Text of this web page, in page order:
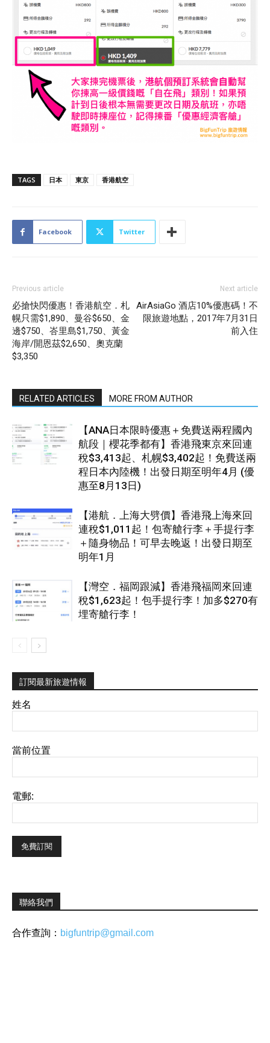
TAGS 日本 東京 香港航空
Facebook Twitter
Previous article
必搶快閃優惠！香港航空．札
幌只需$1,890、曼谷$650、金
邊$750、峇里島$1,750、黃金
海岸/開恩茲$2,650、奧克蘭
$3,350
Next article
AirAsiaGo 酒店10%優惠碼！不
限旅遊地點，2017年7月31日
前入住
RELATED ARTICLES MORE FROM AUTHOR
【ANA日本限時優惠＋免費送兩程國內
航段｜櫻花季都有】香港飛東京來回連
稅$3,413起、札幌$3,402起！免費送兩
程日本內陸機！出發日期至明年4月 (優
惠至8月13日)
【港航．上海大劈價】香港飛上海來回
連稅$1,011起！包寄艙行李＋手提行李
＋隨身物品！可早去晚返！出發日期至
明年1月
【灣空．福岡跟減】香港飛福岡來回連
稅$1,623起！包手提行李！加多$270有
埋寄艙行李！
訂閱最新旅遊情報
姓名
當前位置
電郵:
聯絡我們
合作查詢： bigfuntrip@gmail.com